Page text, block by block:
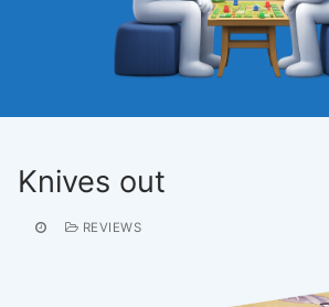
Knives out
REVIEWS